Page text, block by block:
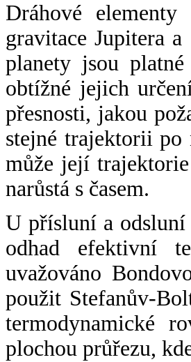
Dráhové
gravitace Jupitera
planety jsou
obtížné jejich
přesnosti, jakou
stejné trajektorii po
může její
narůstá s časem.
U přísluní a odsluní
odhad efektivní
uvažováno
použit Stefanův-
termodynamické
plochou průřezu,